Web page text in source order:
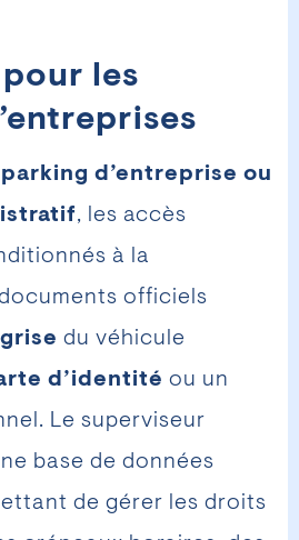
les
parking d’entreprise ou
, les accès
à la
officiels
du véhicule
d’identité ou un
Le superviseur
base de données
de gérer les droits